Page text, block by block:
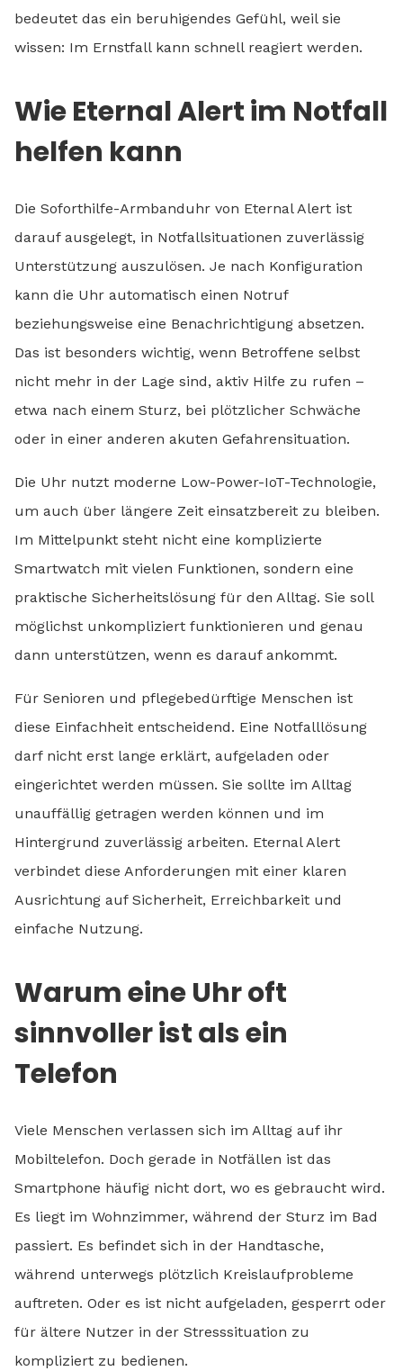
bedeutet das ein beruhigendes Gefühl, weil sie
wissen: Im Ernstfall kann schnell reagiert werden.
Wie Eternal Alert im Notfall
helfen kann
Die Soforthilfe-Armbanduhr von Eternal Alert ist
darauf ausgelegt, in Notfallsituationen zuverlässig
Unterstützung auszulösen. Je nach Konfiguration
kann die Uhr automatisch einen Notruf
beziehungsweise eine Benachrichtigung absetzen.
Das ist besonders wichtig, wenn Betroffene selbst
nicht mehr in der Lage sind, aktiv Hilfe zu rufen –
etwa nach einem Sturz, bei plötzlicher Schwäche
oder in einer anderen akuten Gefahrensituation.
Die Uhr nutzt moderne Low-Power-IoT-Technologie,
um auch über längere Zeit einsatzbereit zu bleiben.
Im Mittelpunkt steht nicht eine komplizierte
Smartwatch mit vielen Funktionen, sondern eine
praktische Sicherheitslösung für den Alltag. Sie soll
möglichst unkompliziert funktionieren und genau
dann unterstützen, wenn es darauf ankommt.
Für Senioren und pflegebedürftige Menschen ist
diese Einfachheit entscheidend. Eine Notfalllösung
darf nicht erst lange erklärt, aufgeladen oder
eingerichtet werden müssen. Sie sollte im Alltag
unauffällig getragen werden können und im
Hintergrund zuverlässig arbeiten. Eternal Alert
verbindet diese Anforderungen mit einer klaren
Ausrichtung auf Sicherheit, Erreichbarkeit und
einfache Nutzung.
Warum eine Uhr oft
sinnvoller ist als ein
Telefon
Viele Menschen verlassen sich im Alltag auf ihr
Mobiltelefon. Doch gerade in Notfällen ist das
Smartphone häufig nicht dort, wo es gebraucht wird.
Es liegt im Wohnzimmer, während der Sturz im Bad
passiert. Es befindet sich in der Handtasche,
während unterwegs plötzlich Kreislaufprobleme
auftreten. Oder es ist nicht aufgeladen, gesperrt oder
für ältere Nutzer in der Stresssituation zu
kompliziert zu bedienen.